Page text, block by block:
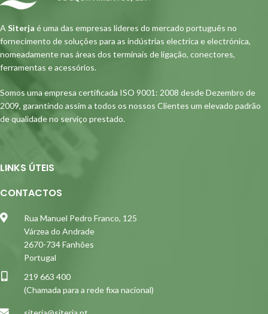
A Siterja é uma das empresas lideres do mercado português no
fornecimento de soluções para as indústrias electrica e electrónica,
nomeadamente nas áreas dos terminais de ligação, conectores,
ferramentas e acessórios.
Somos uma empresa certificada ISO 9001: 2008 desde Dezembro de
2009, garantindo assim a todos os nossos Clientes um elevado padrão
de qualidade no serviço prestado.
LINKS ÚTEIS
CONTACTOS
Rua Manuel Pedro Franco, 125
Várzea do Andrade
2670-734 Fanhões
Portugal
219 663 400
(Chamada para a rede fixa nacional)